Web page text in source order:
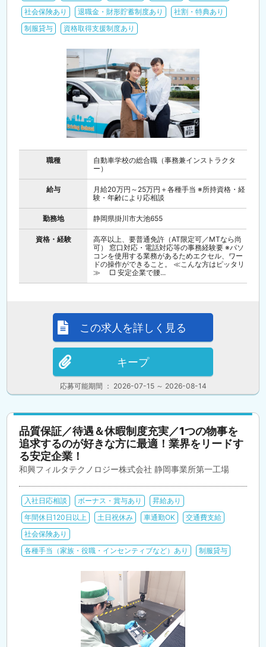
社会保険あり 退職金・財形貯蓄制度あり
社割・特典あり
制服貸与
資格取得支援制度あり
職種
自動車学校の総合職（事務兼インストラクタ
ー）
給与
月給20万円～25万円＋各種手当 ※所持資格・経
験・年齢により応相談
勤務地 静岡県掛川市大池655
資格・経験
高卒以上、要普通免許（AT限定可／MTなら尚
可） 窓口対応・電話対応等の事務経験要 ※パソ
コンを使用する業務があるためエクセル、ワー
ドの操作ができること。 ≪こんな方はピッタリ
≫ □ 安定企業で腰...
応募可能期間 ： 2026-07-15 ～ 2026-08-14
この求人を詳しく見る
キープ
品質保証／待遇＆休暇制度充実／1つの物事を
追求するのが好きな方に最適！業界をリードす
る安定企業！
和興フィルタテクノロジー株式会社 静岡事業所第一工場
入社日応相談 ボーナス・賞与あり
昇給あり
年間休日120日以上
土日祝休み 車通勤OK
交通費支給
社会保険あり
各種手当（家族・役職・インセンティブなど）あり
制服貸与